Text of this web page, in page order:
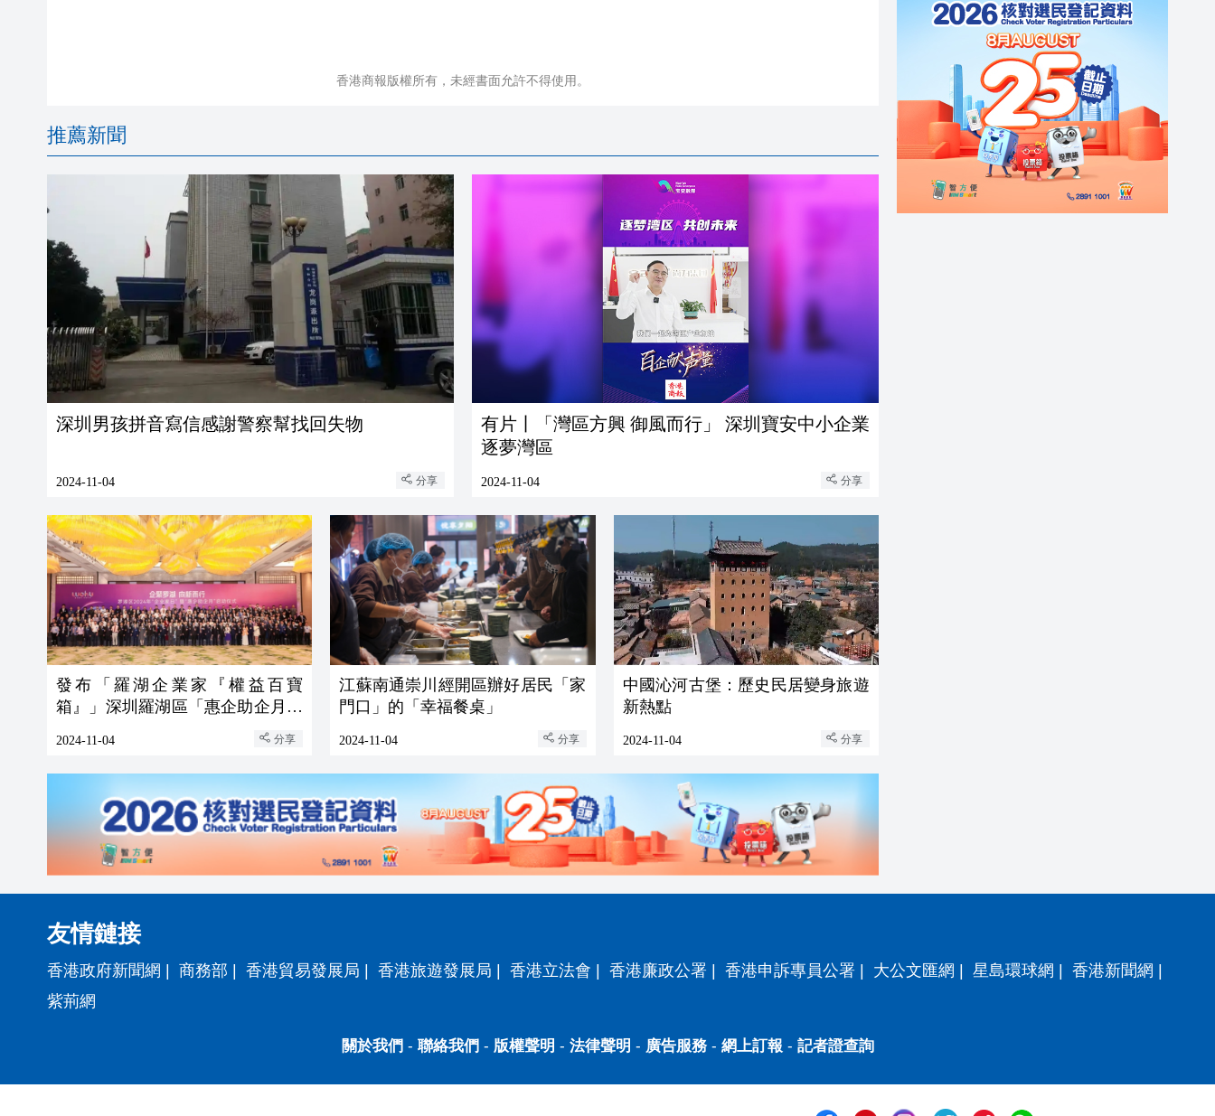
香港商報版權所有，未經書面允許不得使用。
推薦新聞
深圳男孩拼音寫信感謝警察幫找回失物
2024-11-04 分享
有片丨「灣區方興 御風而行」 深圳寶安中小企業
逐夢灣區
2024-11-04 分享
發布「羅湖企業家『權益百寶
箱』」深圳羅湖區「惠企助企月」
2024-11-04 分享
江蘇南通崇川經開區辦好居民「家
門口」的「幸福餐桌」
2024-11-04 分享
中國沁河古堡：歷史民居變身旅遊
新熱點
2024-11-04 分享
友情鏈接
香港政府新聞網 商務部 香港貿易發展局 香港旅遊發展局 香港立法會 香港廉政公署 香港申訴專員公署 大公文匯網 星島環球網 香港新聞網
紫荊網
關於我們 - 聯絡我們 - 版權聲明 - 法律聲明 - 廣告服務- 網上訂報 - 記者證查詢